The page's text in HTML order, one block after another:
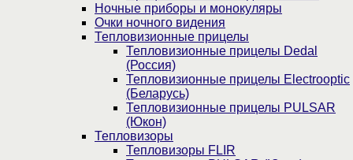
Ночные приборы и монокуляры
Очки ночного видения
Тепловизионные прицелы
Тепловизионные прицелы Dedal
(Россия)
Тепловизионные прицелы Electrooptic
(Беларусь)
Тепловизионные прицелы PULSAR
(Юкон)
Тепловизоры
Тепловизоры FLIR